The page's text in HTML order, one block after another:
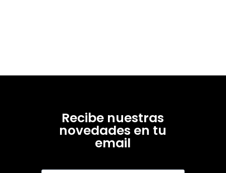
Recibe nuestras
novedades en tu
email